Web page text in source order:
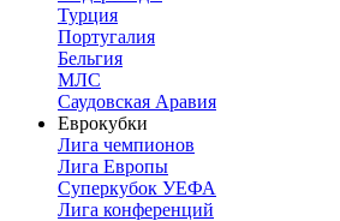
Турция
Португалия
Бельгия
МЛС
Саудовская Аравия
Еврокубки
Лига чемпионов
Лига Европы
Суперкубок УЕФА
Лига конференций